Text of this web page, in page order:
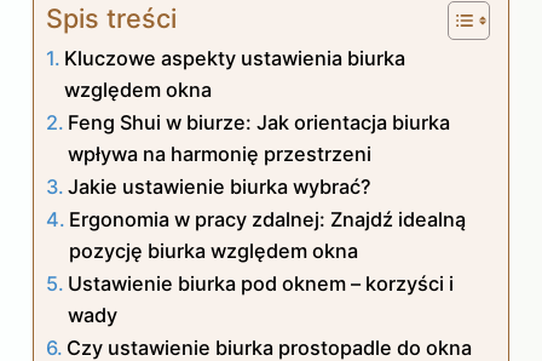
Spis treści
Kluczowe aspekty ustawienia biurka
względem okna
Feng Shui w biurze: Jak orientacja biurka
wpływa na harmonię przestrzeni
Jakie ustawienie biurka wybrać?
Ergonomia w pracy zdalnej: Znajdź idealną
pozycję biurka względem okna
Ustawienie biurka pod oknem – korzyści i
wady
Czy ustawienie biurka prostopadle do okna